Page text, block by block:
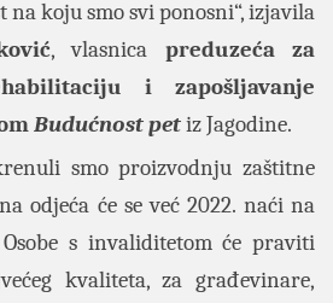
na koju smo svi ponosni“, izjavila
, vlasnica preduzeća za
i zapošljavanje
Budućnost petiz Jagodine.
smo proizvodnju zaštitne
odjeća će se već 2022. naći na
s invaliditetom će praviti
kvaliteta, za građevinare,